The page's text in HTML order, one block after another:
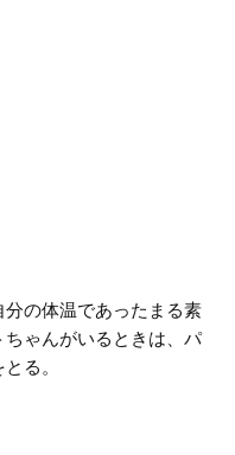
の体温であったまる素
ゃんがいるときは、パ
る。